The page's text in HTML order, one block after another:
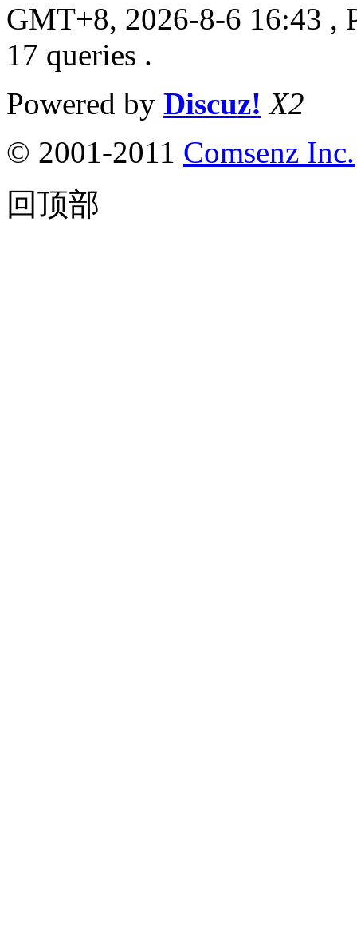
GMT+8, 2026-8-6 16:43 ,
17 queries .
Powered by Discuz! X2
© 2001-2011 Comsenz Inc.
回顶部